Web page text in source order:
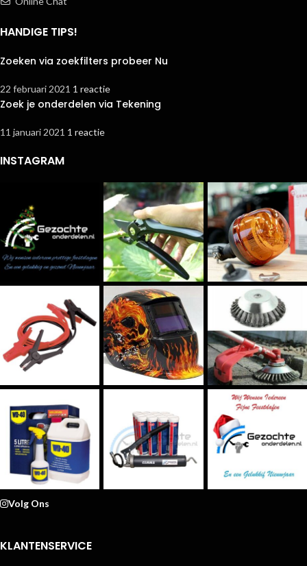
HANDIGE TIPS!
Zoeken via zoekfilters probeer Nu
22 februari 2021 1 reactie
Zoek je onderdelen via Tekening
11 januari 2021 1 reactie
INSTAGRAM
Volg Ons
KLANTENSERVICE